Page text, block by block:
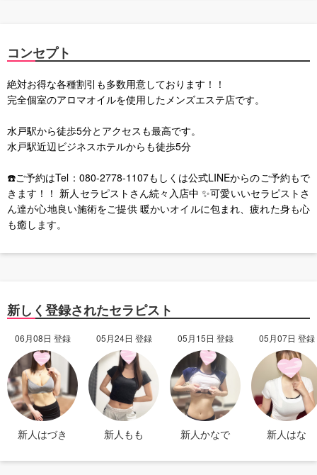
コンセプト
絶対お得な各種割引も多数用意しております！！
完全個室のアロマオイルを使用したメンズエステ店です。
水戸駅から徒歩5分とアクセスも最高です。
水戸駅近辺ビジネスホテルからも徒歩5分
☎️ご予約はTel：080-2778-1107もしくは公式LINEからのご予約もで
きます！！ 新人セラピストさん続々入店中 ✨可愛いいセラピストさ
ん達が心地良い施術をご提供 暖かいオイルに包まれ、疲れた身も心
も癒します。
新しく登録されたセラピスト
06月08日 登録
新人はづき
05月24日 登録
新人もも
05月15日 登録
新人かなで
05月07日 登録
新人はな